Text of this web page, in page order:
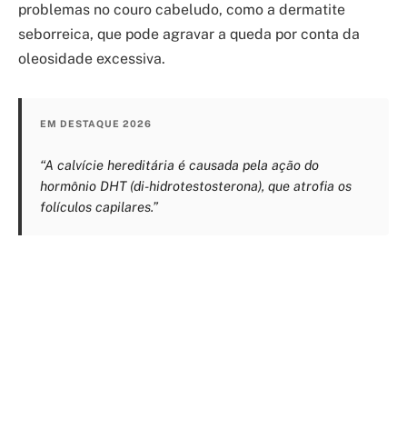
problemas no couro cabeludo, como a dermatite
seborreica, que pode agravar a queda por conta da
oleosidade excessiva.
EM DESTAQUE 2026
“A calvície hereditária é causada pela ação do
hormônio DHT (di-hidrotestosterona), que atrofia os
folículos capilares.”